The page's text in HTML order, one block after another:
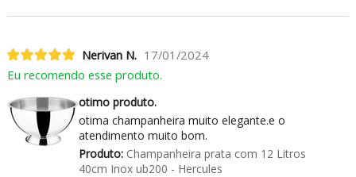
Nerivan N. 17/01/2024
Eu recomendo esse produto.
otimo produto.
otima champanheira muito elegante.e o
atendimento muito bom.
Produto:Champanheira prata com 12 Litros
40cm Inox ub200 - Hercules